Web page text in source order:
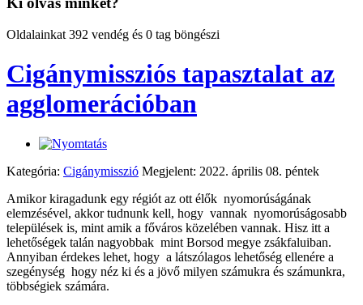
Oldalainkat 392 vendég és 0 tag böngészi
Cigánymissziós tapasztalat az
agglomerációban
Kategória: Cigánymisszió Megjelent: 2022. április 08. péntek
Amikor kiragadunk egy régiót az ott élők nyomorúságának
elemzésével, akkor tudnunk kell, hogy vannak nyomorúságosabb
települések is, mint amik a főváros közelében vannak. Hisz itt a
lehetőségek talán nagyobbak mint Borsod megye zsákfaluiban.
Annyiban érdekes lehet, hogy a látszólagos lehetőség ellenére a
szegénység hogy néz ki és a jövő milyen számukra és számunkra,
többségiek számára.